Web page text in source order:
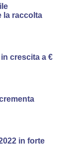
la raccolta
crescita a €
in forte